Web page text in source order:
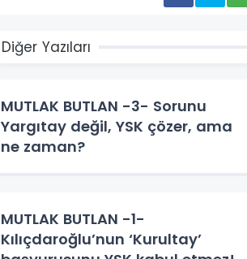
Diğer Yazıları
MUTLAK BUTLAN -3- Sorunu
Yargıtay değil, YSK çözer, ama
ne zaman?
MUTLAK BUTLAN -1-
Kılıçdaroğlu’nun ‘Kurultay’